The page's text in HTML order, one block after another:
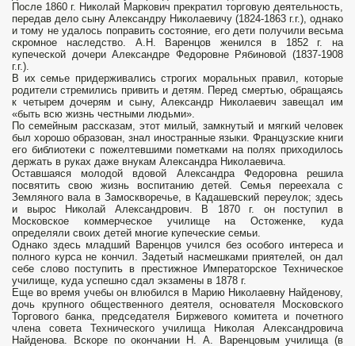
После 1860 г. Николай Маркович прекратил торговую деятельность,
передав дело сыну Александру Николаевичу (1824-1863 г.г.), однако
и тому не удалось поправить состояние, его дети получили весьма
скромное наследство. А.Н. Варенцов женился в 1852 г. на
купеческой дочери Александре Федоровне Рябиновой (1837-1908
г.г.).
В их семье придерживались строгих моральных правил, которые
родители стремились привить и детям. Перед смертью, обращаясь
к четырем дочерям и сыну, Александр Николаевич завещал им
«быть всю жизнь честными людьми».
По семейным рассказам, этот милый, замкнутый и мягкий человек
был хорошо образован, знал иностранные языки. Французские книги
его библиотеки с пожелтевшими пометками на полях приходилось
держать в руках даже внукам Александра Николаевича.
Оставшаяся молодой вдовой Александра Федоровна решила
посвятить свою жизнь воспитанию детей. Семья переехала с
Земляного вала в Замоскворечье, в Кадашевский переулок; здесь
и вырос Николай Александрович. В 1870 г. он поступил в
Московское коммерческое училище на Остоженке, куда
определяли своих детей многие купеческие семьи.
Однако здесь младший Варенцов учился без особого интереса и
полного курса не кончил. Задетый насмешками приятелей, он дал
себе слово поступить в престижное Императорское Техническое
училище, куда успешно сдал экзамены в 1878 г.
Еще во время учебы он влюбился в Марию Николаевну Найденову,
дочь крупного общественного деятеля, основателя Московского
Торгового банка, председателя Биржевого комитета и почетного
члена совета Технического училища Николая Александровича
Найденова. Вскоре по окончании Н. А. Варенцовым училища (в